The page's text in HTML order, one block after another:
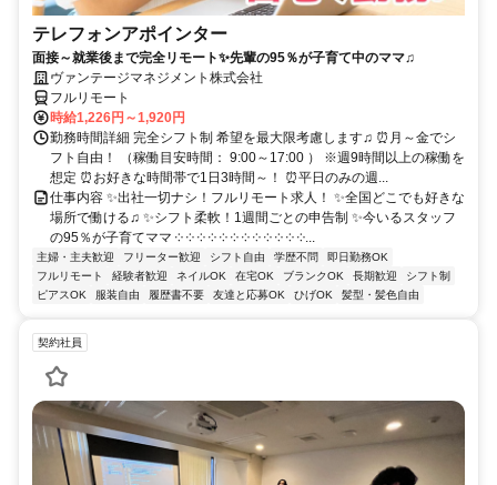
テレフォンアポインター
面接～就業後まで完全リモート✨先輩の95％が子育て中のママ♫
ヴァンテージマネジメント株式会社
フルリモート
時給1,226円～1,920円
勤務時間詳細 完全シフト制 希望を最大限考慮します♫ ⏰月～金でシ
フト自由！ （稼働目安時間： 9:00～17:00 ） ※週9時間以上の稼働を
想定 ⏰お好きな時間帯で1日3時間～！ ⏰平日のみの週...
仕事内容 ✨出社一切ナシ！フルリモート求人！ ✨全国どこでも好きな
場所で働ける♫ ✨シフト柔軟！1週間ごとの申告制 ✨今いるスタッフ
の95％が子育てママ ༶ ༶ ༶ ༶ ༶ ༶ ༶ ༶ ༶ ༶ ༶ ༶...
主婦・主夫歓迎 フリーター歓迎 シフト自由 学歴不問
即日勤務OK
フルリモート
経験者歓迎 ネイルOK 在宅OK ブランクOK 長期歓迎
シフト制
ピアスOK
服装自由 履歴書不要 友達と応募OK ひげOK 髪型・髪色自由
契約社員